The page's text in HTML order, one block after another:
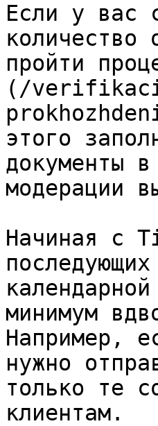
Если у вас
количество
пройти
(/
этого
документы
модерации
Начиная с
минимум
Например,
нужно
только те
клиентам.